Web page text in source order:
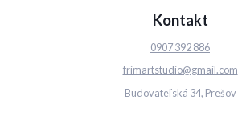
Kontakt
0907 392 886
frimartstudio@gmail.com
Budovateľská 34, Prešov